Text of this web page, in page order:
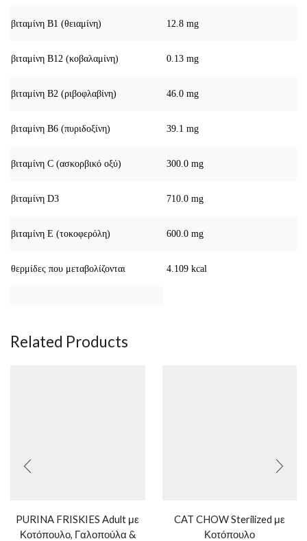
βιταμίνη Β1 (θειαμίνη) 12.8 mg
βιταμίνη Β12 (κοβαλαμίνη) 0.13 mg
βιταμίνη Β2 (ριβοφλαβίνη) 46.0 mg
βιταμίνη Β6 (πυριδοξίνη) 39.1 mg
βιταμίνη C (ασκορβικό οξύ) 300.0 mg
βιταμίνη D3 710.0 mg
βιταμίνη Ε (τοκοφερόλη) 600.0 mg
θερμίδες που μεταβολίζονται 4.109 kcal
Related Products
PURINA FRISKIES Adult με
Κοτόπουλο, Γαλοπούλα &
CAT CHOW Sterilized με
Κοτόπουλο